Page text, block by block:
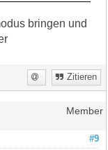
bringen und
Zitieren
Member
#9